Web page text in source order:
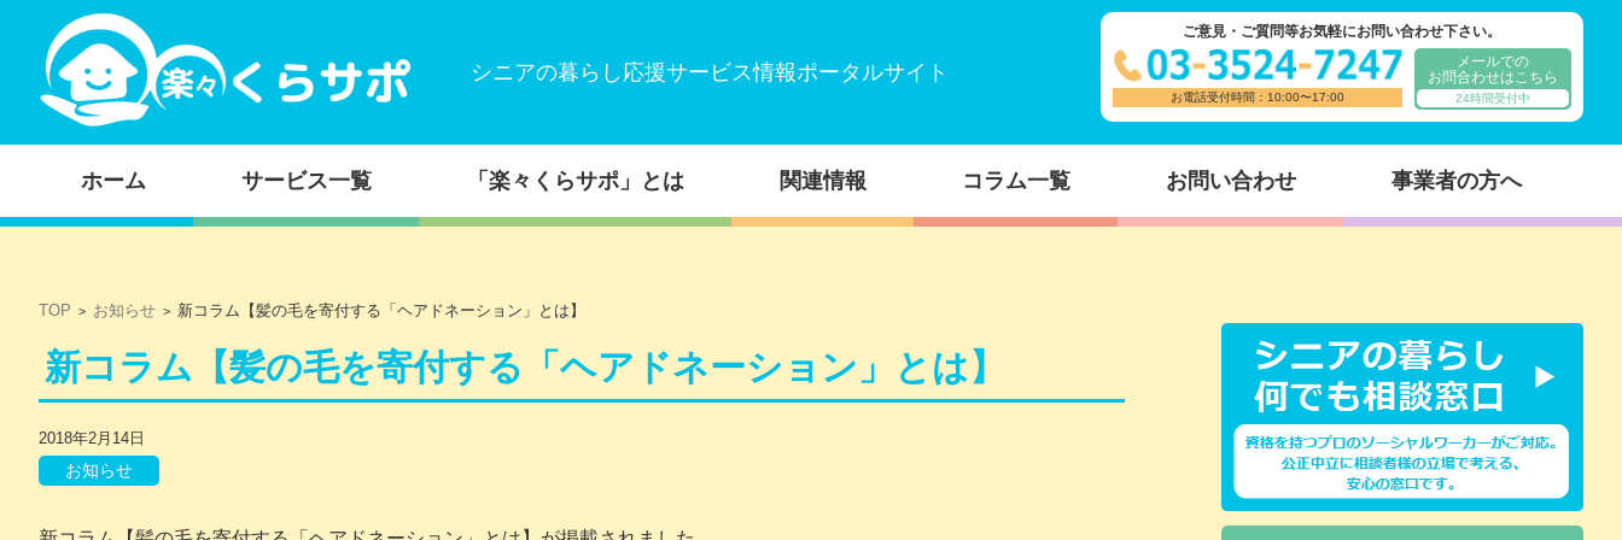
シニアの暮らし応援サービス情報ポータルサイト
ご意見・ご質問等お気軽にお問い合わせ下さい。
お電話受付時間：10:00〜17:00
メールでの
お問合わせはこちら
24時間受付中
コンテンツに移動
ホーム サービス一覧 「楽々くらサポ」とは 関連情報 コラム一覧 お問い合わせ 事業者の方へ
TOP > お知らせ > 新コラム【髪の毛を寄付する「ヘアドネーション」とは】
新コラム【髪の毛を寄付する「ヘアドネーション」とは】
2018年2月14日
お知らせ